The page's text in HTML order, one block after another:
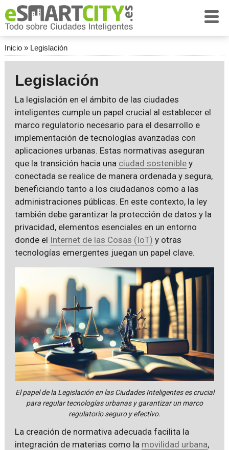
Inicio» Legislación
Legislación
La legislación en el ámbito de las ciudades
inteligentes cumple un papel crucial al establecer el
marco regulatorio necesario para el desarrollo e
implementación de tecnologías avanzadas con
aplicaciones urbanas. Estas normativas aseguran
que la transición hacia una ciudad sostenibley
conectada se realice de manera ordenada y segura,
beneficiando tanto a los ciudadanos como a las
administraciones públicas. En este contexto, la ley
también debe garantizar la protección de datos y la
privacidad, elementos esenciales en un entorno
donde el Internet de las Cosas (IoT) y otras
tecnologías emergentes juegan un papel clave.
El papel de la Legislación en las Ciudades Inteligentes es crucial
para regular tecnologías urbanas y garantizar un marco
regulatorio seguro y efectivo.
La creación de normativa adecuada facilita la
integración de materias como la movilidad urbana,